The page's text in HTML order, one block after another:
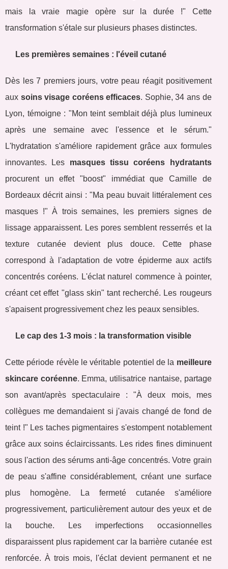
mais la vraie magie opère sur la durée !" Cette
transformation s'étale sur plusieurs phases distinctes.
Les premières semaines : l'éveil cutané
Dès les 7 premiers jours, votre peau réagit positivement
aux soins visage coréens efficaces. Sophie, 34 ans de
Lyon, témoigne : "Mon teint semblait déjà plus lumineux
après une semaine avec l'essence et le sérum."
L'hydratation s'améliore rapidement grâce aux formules
innovantes. Les masques tissu coréens hydratants
procurent un effet "boost" immédiat que Camille de
Bordeaux décrit ainsi : "Ma peau buvait littéralement ces
masques !" À trois semaines, les premiers signes de
lissage apparaissent. Les pores semblent resserrés et la
texture cutanée devient plus douce. Cette phase
correspond à l'adaptation de votre épiderme aux actifs
concentrés coréens. L'éclat naturel commence à pointer,
créant cet effet "glass skin" tant recherché. Les rougeurs
s'apaisent progressivement chez les peaux sensibles.
Le cap des 1-3 mois : la transformation visible
Cette période révèle le véritable potentiel de la meilleure
skincare coréenne. Emma, utilisatrice nantaise, partage
son avant/après spectaculaire : "À deux mois, mes
collègues me demandaient si j'avais changé de fond de
teint !" Les taches pigmentaires s'estompent notablement
grâce aux soins éclaircissants. Les rides fines diminuent
sous l'action des sérums anti-âge concentrés. Votre grain
de peau s'affine considérablement, créant une surface
plus homogène. La fermeté cutanée s'améliore
progressivement, particulièrement autour des yeux et de
la bouche. Les imperfections occasionnelles
disparaissent plus rapidement car la barrière cutanée est
renforcée. À trois mois, l'éclat devient permanent et ne